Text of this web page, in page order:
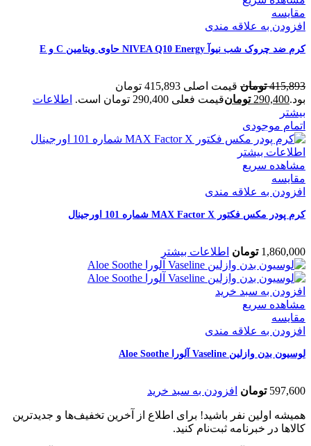
مقایسه
افزودن به علاقه مندی
کرم ضد چروک شب نیوآ NIVEA Q10 Energy حاوی ویتامین C و E
415,893 تومان
قیمت اصلی 415,893 تومان
بود.290,400 تومانقیمت فعلی 290,400 تومان است.
اطلاعات
بیشتر
اتمام موجودی
اطلاعات بیشتر
مشاهده سریع
مقایسه
افزودن به علاقه مندی
کرم پودر مکس فکتور MAX Factor X شماره 101 اورجینال
1,860,000 تومان اطلاعات بیشتر
افزودن به سبد خرید
مشاهده سریع
مقایسه
افزودن به علاقه مندی
لوسیون بدن وازلین Vaseline آلورا Aloe Soothe
597,600 تومان افزودن به سبد خرید
همیشه اولین نفر باشید! برای اطلاع از آخرین تخفیف‌ها و جدیدترین
کالاها در خبرنامه ثبت‌نام کنید.